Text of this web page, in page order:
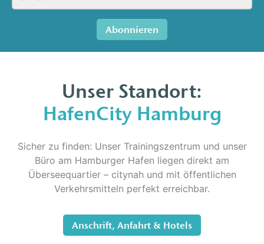
Unser Standort:
HafenCity Hamburg
Sicher zu finden: Unser Trainingszentrum und unser
Büro am Hamburger Hafen liegen direkt am
Überseequartier – citynah und mit öffentlichen
Verkehrsmitteln perfekt erreichbar.
Anschrift, Anfahrt & Hotels